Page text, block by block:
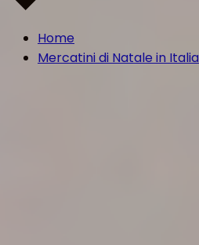
Home
Mercatini di Natale in Italia